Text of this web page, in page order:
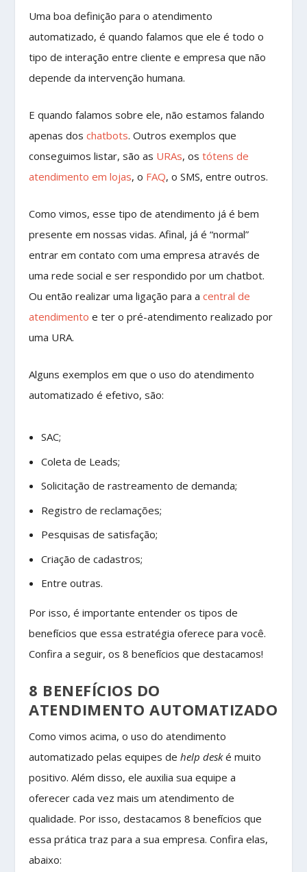
Uma boa definição para o atendimento
automatizado, é quando falamos que ele é todo o
tipo de interação entre cliente e empresa que não
depende da intervenção humana.
E quando falamos sobre ele, não estamos falando
apenas doschatbots. Outros exemplos que
conseguimos listar, são as URAs, ostótens de
atendimento em lojas, o FAQ, o SMS, entre outros.
Como vimos, esse tipo de atendimento já é bem
presente em nossas vidas. Afinal, já é “normal”
entrar em contato com uma empresa através de
uma rede social e ser respondido por um chatbot.
Ou então realizar uma ligação para acentral de
atendimento e ter o pré-atendimento realizado por
uma URA.
Alguns exemplos em que o uso do atendimento
automatizado é efetivo, são:
SAC;
Coleta de Leads;
Solicitação de rastreamento de demanda;
Registro de reclamações;
Pesquisas de satisfação;
Criação de cadastros;
Entre outras.
Por isso, é importante entender os tipos de
benefícios que essa estratégia oferece para você.
Confira a seguir, os 8 benefícios que destacamos!
8 BENEFÍCIOS DO
ATENDIMENTO AUTOMATIZADO
Como vimos acima, o uso do atendimento
automatizado pelas equipes dehelp deské muito
positivo. Além disso, ele auxilia sua equipe a
oferecer cada vez mais um atendimento de
qualidade. Por isso, destacamos 8 benefícios que
essa prática traz para a sua empresa. Confira elas,
abaixo: